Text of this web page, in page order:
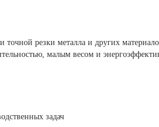
резки металла и других
малым весом и
задач